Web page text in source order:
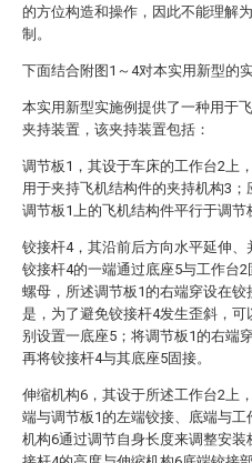
的方位构造和操作，因此不能理解
制。
下面结合附图1～4对本实用新型的
本实用新型实施例提供了一种用于
夹持装置，该夹持装置包括：
调节板1，其设于车床的工作台2上
用于夹持飞机结构件的夹持机构3
调节板1上的飞机结构件平行于调节
铰接杆4，其沿前后方向水平延伸、
铰接杆4的一端通过底座5与工作台
螺母，所述调节板1的右端穿设在铰
是，为了避免铰接杆4发生歪斜，可
别设置一底座5；将调节板1的右端
再将铰接杆4与其底座5固接。
伸缩机构6，其设于所述工作台2上
端与调节板1的左端铰接、底端与
机构6通过调节自身长度来调整安